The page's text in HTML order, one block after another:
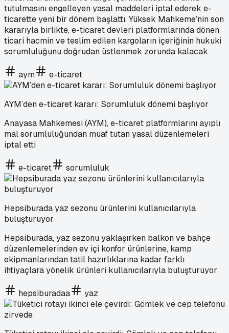
tutulmasını engelleyen yasal maddeleri iptal ederek e-
ticarette yeni bir dönem başlattı. Yüksek Mahkeme’nin son
kararıyla birlikte, e-ticaret devleri platformlarında dönen
ticari hacmin ve teslim edilen kargoların içeriğinin hukuki
sorumluluğunu doğrudan üstlenmek zorunda kalacak
aym e-ticaret
AYM’den e-ticaret kararı: Sorumluluk dönemi başlıyor
Anayasa Mahkemesi (AYM), e-ticaret platformlarını ayıplı
mal sorumluluğundan muaf tutan yasal düzenlemeleri
iptal etti
e-ticaret sorumluluk
Hepsiburada yaz sezonu ürünlerini kullanıcılarıyla
buluşturuyor
Hepsiburada, yaz sezonu yaklaşırken balkon ve bahçe
düzenlemelerinden ev içi konfor ürünlerine, kamp
ekipmanlarından tatil hazırlıklarına kadar farklı
ihtiyaçlara yönelik ürünleri kullanıcılarıyla buluşturuyor
hepsiburadaa yaz